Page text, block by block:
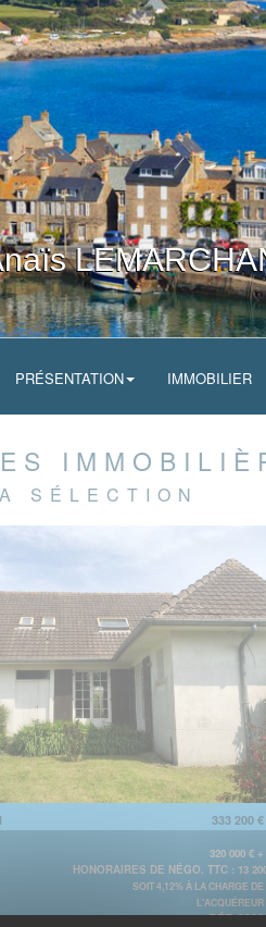
PRÉSENTATION IMMOBILIER
SÉLECTION
333 200 €
320 000 € +
HONORAIRES DE NÉGO. TTC : 13
SOIT 4,12% À LA CHARGE DE
L'ACQUÉREUR
RÉF. 3382